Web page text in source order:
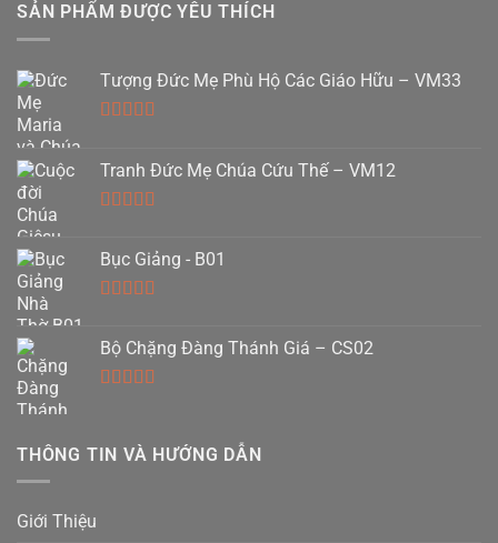
SẢN PHẨM ĐƯỢC YÊU THÍCH
Tượng Đức Mẹ Phù Hộ Các Giáo Hữu – VM33
sao
Tranh Đức Mẹ Chúa Cứu Thế – VM12
sao
Bục Giảng - B01
sao
Bộ Chặng Đàng Thánh Giá – CS02
THÔNG TIN VÀ HƯỚNG DẪN
Giới Thiệu